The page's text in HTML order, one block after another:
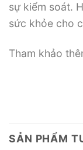
sự kiểm soát.
sức khỏe cho
Tham khảo
SẢN PHẨM